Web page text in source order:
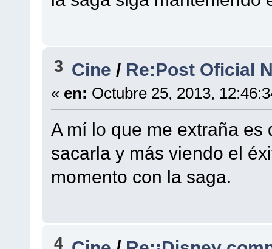
3 Cine/ Re:Post Oficial
« en: Octubre 25, 2013,
A mí lo que me extraña
sacarla y más viendo el
momento con la saga.
4